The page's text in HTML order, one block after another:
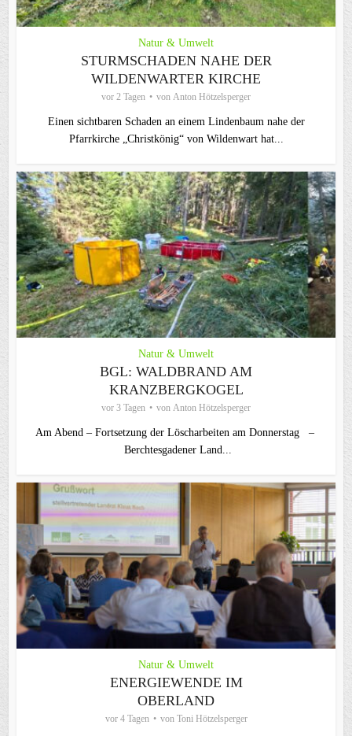
Natur & Umwelt
STURMSCHADEN NAHE DER
WILDENWARTER KIRCHE
vor 2 Tagen von Anton Hötzelsperger
Einen sichtbaren Schaden an einem Lindenbaum nahe der
Pfarrkirche „Christkönig“ von Wildenwart hat...
Natur & Umwelt
BGL: WALDBRAND AM
KRANZBERGKOGEL
vor 3 Tagen von Anton Hötzelsperger
Am Abend – Fortsetzung der Löscharbeiten am Donnerstag –
Berchtesgadener Land...
Natur & Umwelt
ENERGIEWENDE IM
OBERLAND
vor 4 Tagen von Toni Hötzelsperger